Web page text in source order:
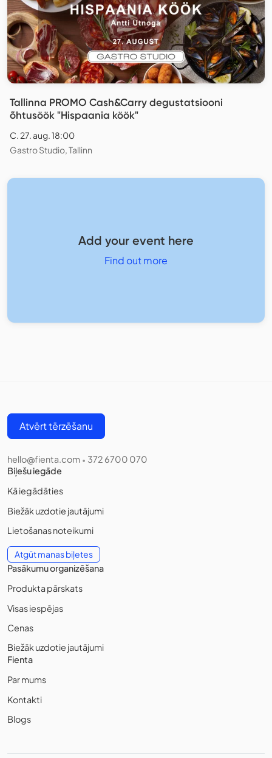
Tallinna PROMO Cash&Carry degustatsiooni
õhtusöök "Hispaania köök"
C. 27. aug. 18:00
Gastro Studio, Tallinn
Add your event here
Find out more
Atvērt tērzēšanu
hello@fienta.com • 372 6700 070
Biļešu iegāde
Kā iegādāties
Biežāk uzdotie jautājumi
Lietošanas noteikumi
Atgūt manas biļetes
Pasākumu organizēšana
Produkta pārskats
Visas iespējas
Cenas
Biežāk uzdotie jautājumi
Fienta
Par mums
Kontakti
Blogs